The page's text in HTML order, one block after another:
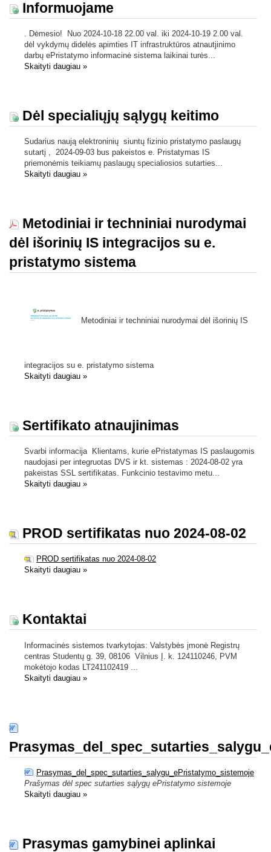
Informuojame
. Dėmesio! Nuo 2024-10-18 22.00 val. iki 2024-10-19 2.00 val.
dėl vykdymų didelės apimties IT infrastruktūros atnautjinimo
darbų ePristatymo informacinė sistema laikinai turės...
Skaityti daugiau »
Dėl specialiųjų sąlygų keitimo
Sudarius naują elektroninių siuntų fizinio pristatymo paslaugų
sutartį , 2024-09-03 bus pakeistos e. Pristatymas IS
priemonėmis teikiamų paslaugų specialiosios sutarties...
Skaityti daugiau »
Metodiniai ir techniniai nurodymai
dėl išorinių IS integracijos su e.
pristatymo sistema
Metodiniai ir techniniai nurodymai dėl išorinių IS
integracijos su e. pristatymo sistema
Skaityti daugiau »
Sertifikato atnaujinimas
Svarbi informacija Klientams, kurie ePristatymas IS paslaugomis
naudojasi per integruotas DVS ir kt. sistemas : 2024-08-02 yra
pakeistas SSL sertifikatas. Funkcinio testavimo metu...
Skaityti daugiau »
PROD sertifikatas nuo 2024-08-02
PROD sertifikatas nuo 2024-08-02
Skaityti daugiau »
Kontaktai
Informacinės sistemos tvarkytojas: Valstybės įmonė Registrų
centras Studentų g. 39, 08106 Vilnius Į. k. 124110246, PVM
mokėtojo kodas LT241102419 ...
Skaityti daugiau »
Prasymas_del_spec_sutarties_salygu_ePristatymo_sistemoje
Prašymas dėl spec sutarties sąlygų ePristatymo sistemoje
Skaityti daugiau »
Prasymas gamybinei aplinkai